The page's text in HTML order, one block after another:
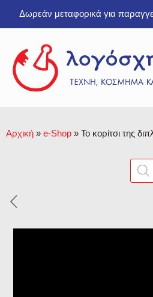
Δωρεάν μεταφορικά για
Αρχική » e-Shop » Το κορίτσι της